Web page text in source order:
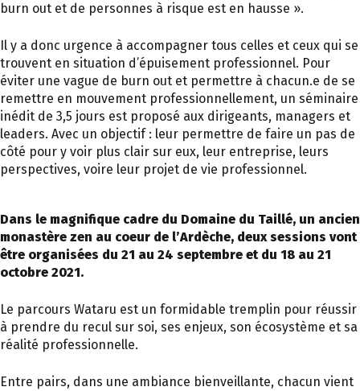
burn out et de personnes à risque est en hausse ».
Il y a donc urgence à accompagner tous celles et ceux qui se
trouvent en situation d’épuisement professionnel. Pour
éviter une vague de burn out et permettre à chacun.e de se
remettre en mouvement professionnellement, un séminaire
inédit de 3,5 jours est proposé aux dirigeants, managers et
leaders. Avec un objectif : leur permettre de faire un pas de
côté pour y voir plus clair sur eux, leur entreprise, leurs
perspectives, voire leur projet de vie professionnel.
Dans le magnifique cadre du Domaine du Taillé, un ancien
monastère zen au coeur de l’Ardèche, deux sessions vont
être organisées du 21 au 24 septembre et du 18 au 21
octobre 2021.
Le parcours Wataru est un formidable tremplin pour réussir
à prendre du recul sur soi, ses enjeux, son écosystème et sa
réalité professionnelle.
Entre pairs, dans une ambiance bienveillante, chacun vient